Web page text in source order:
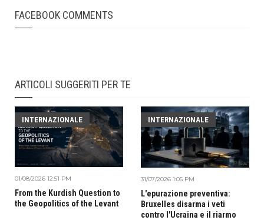
FACEBOOK COMMENTS
ARTICOLI SUGGERITI PER TE
INTERNAZIONALE
01/08/2026 12:51 PM
From the Kurdish Question to
the Geopolitics of the Levant
INTERNAZIONALE
31/07/2026 1:05 PM
L'epurazione preventiva:
Bruxelles disarma i veti
contro l'Ucraina e il riarmo